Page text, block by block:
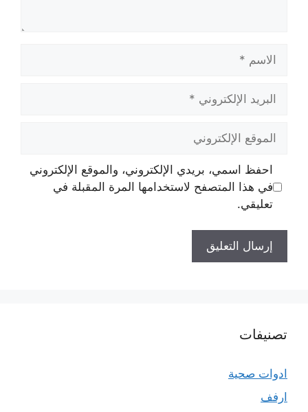
الإلكتروني
الإلكتروني
احفظ اسمي، بريدي الإلكتروني، والموقع الإلكتروني
في هذا المتصفح لاستخدامها المرة المقبلة في
تعليقي.
تصنيفات
ادوات صحية
ارفف